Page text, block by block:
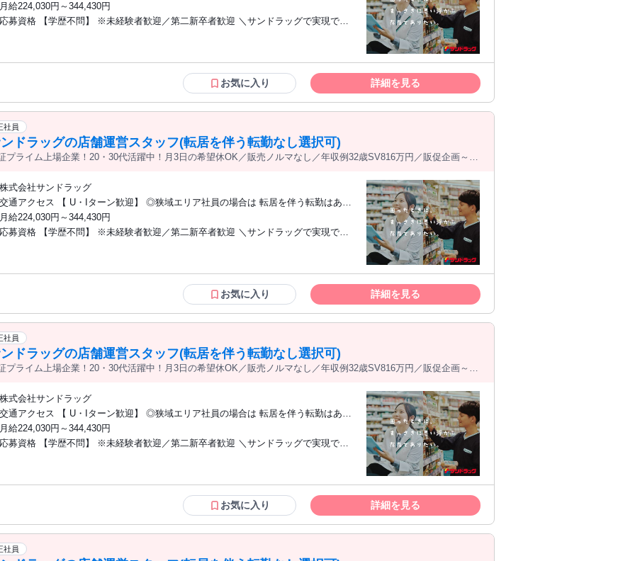
ません。 ◎マイカー通勤OK
月給224,030円～344,430円
応募資格 【学歴不問】 ※未経験者歓迎／第二新卒者歓迎 ＼サンドラッグで実現でき
中に 資格や業務の勉強ができます。 〇店長などポストアップが可能。 └長期に亘り、
きる。 〇プライベートの充実を実現できる。 └月3日の希望休有
お気に入り 詳細を見る
社員
ドラッグの店舗運営スタッフ(転居を伴う転勤なし選択可)
プライム上場企業！20・30代活躍中！月3日の希望休OK／販売ノルマなし／年収例32歳SV816万円／販促企画～商
株式会社サンドラッグ
交通アクセス 【 U・Iターン歓迎】 ◎狭域エリア社員の場合は 転居を伴う転勤はあり
ません。 ◎マイカー通勤OK
月給224,030円～344,430円
応募資格 【学歴不問】 ※未経験者歓迎／第二新卒者歓迎 ＼サンドラッグで実現でき
中に 資格や業務の勉強ができます。 〇店長などポストアップが可能。 └長期に亘り、
きる。 〇プライベートの充実を実現できる。 └月3日の希望休有
お気に入り 詳細を見る
社員
ドラッグの店舗運営スタッフ(転居を伴う転勤なし選択可)
プライム上場企業！20・30代活躍中！月3日の希望休OK／販売ノルマなし／年収例32歳SV816万円／販促企画～商
株式会社サンドラッグ
交通アクセス 【 U・Iターン歓迎】 ◎狭域エリア社員の場合は 転居を伴う転勤はあり
ません。 ◎マイカー通勤OK
月給224,030円～344,430円
応募資格 【学歴不問】 ※未経験者歓迎／第二新卒者歓迎 ＼サンドラッグで実現でき
中に 資格や業務の勉強ができます。 〇店長などポストアップが可能。 └長期に亘り、
きる。 〇プライベートの充実を実現できる。 └月3日の希望休有
お気に入り 詳細を見る
社員